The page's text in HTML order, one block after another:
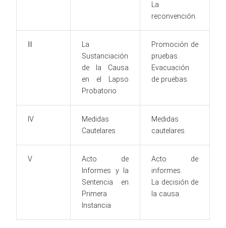
La
reconvención.
La
Sustanciación
de la Causa
en el Lapso
Probatorio
Promoción de
pruebas.
Evacuación
de pruebas.
IV
Medidas
Cautelares
Medidas
cautelares.
V
Acto de
Informes y la
Sentencia en
Primera
Instancia
Acto de
informes.
La decisión de
la causa.